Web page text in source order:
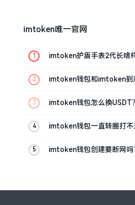
imtoken唯一官网
imtoken护盾手表2代长啥
imtoken钱包和imtoken到
imtoken钱包怎么换USDT
imtoken钱包一直转圈打不
imtoken钱包创建要断网吗